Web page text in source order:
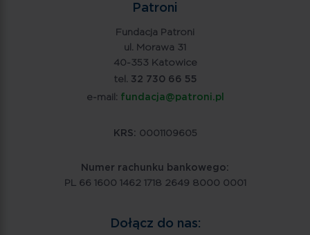
Patroni
Fundacja Patroni
ul. Morawa 31
40-353 Katowice
tel. 32 730 66 55
e-mail: fundacja@patroni.pl
KRS: 0001109605
Numer rachunku bankowego:
PL 66 1600 1462 1718 2649 8000 0001
Dołącz do nas: